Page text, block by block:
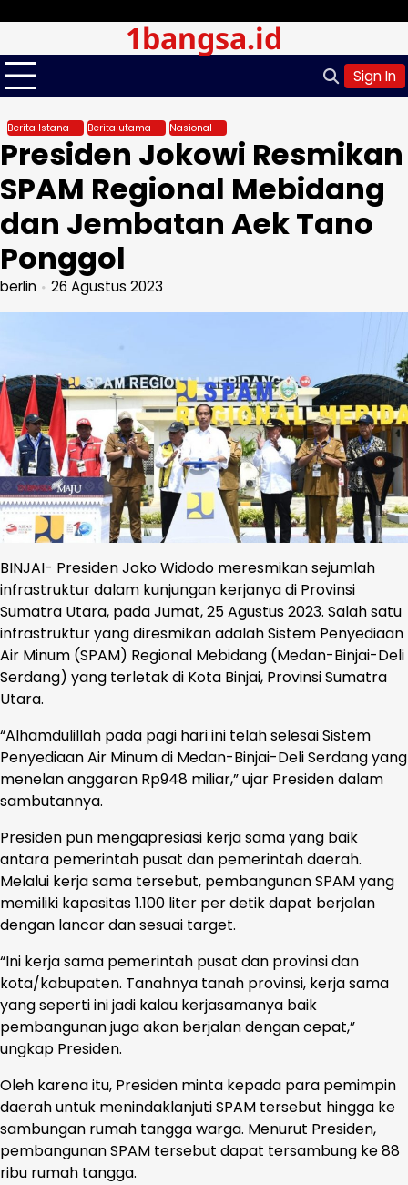
content
1bangsa.id
Sign In
Berita Istana Berita utama Nasional
Presiden Jokowi Resmikan
SPAM Regional Mebidang
dan Jembatan Aek Tano
Ponggol
berlin 26 Agustus 2023
BINJAI- Presiden Joko Widodo meresmikan sejumlah
infrastruktur dalam kunjungan kerjanya di Provinsi
Sumatra Utara, pada Jumat, 25 Agustus 2023. Salah satu
infrastruktur yang diresmikan adalah Sistem Penyediaan
Air Minum (SPAM) Regional Mebidang (Medan-Binjai-Deli
Serdang) yang terletak di Kota Binjai, Provinsi Sumatra
Utara.
“Alhamdulillah pada pagi hari ini telah selesai Sistem
Penyediaan Air Minum di Medan-Binjai-Deli Serdang yang
menelan anggaran Rp948 miliar,” ujar Presiden dalam
sambutannya.
Presiden pun mengapresiasi kerja sama yang baik
antara pemerintah pusat dan pemerintah daerah.
Melalui kerja sama tersebut, pembangunan SPAM yang
memiliki kapasitas 1.100 liter per detik dapat berjalan
dengan lancar dan sesuai target.
“Ini kerja sama pemerintah pusat dan provinsi dan
kota/kabupaten. Tanahnya tanah provinsi, kerja sama
yang seperti ini jadi kalau kerjasamanya baik
pembangunan juga akan berjalan dengan cepat,”
ungkap Presiden.
Oleh karena itu, Presiden minta kepada para pemimpin
daerah untuk menindaklanjuti SPAM tersebut hingga ke
sambungan rumah tangga warga. Menurut Presiden,
pembangunan SPAM tersebut dapat tersambung ke 88
ribu rumah tangga.